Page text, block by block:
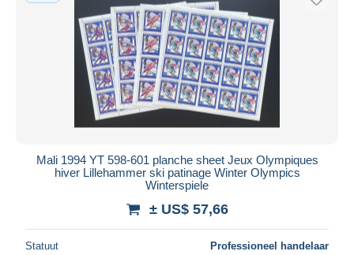
Mali 1994 YT 598-601 planche sheet Jeux Olympiques
hiver Lillehammer ski patinage Winter Olympics
Winterspiele
± US$ 57,66
Statuut Professioneel handelaar